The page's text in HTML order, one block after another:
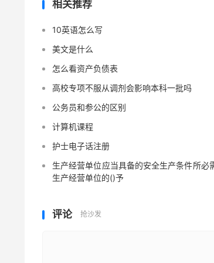
相关推荐
10英语怎么写
美文是什么
怎么看资产负债表
高校专项不服从调剂会影响本科一批吗
公务员和参公的区别
计算机课程
护士电子话注册
生产经营单位应当具备的安全生产条件所必
生产经营单位的()予
评论 抢沙发